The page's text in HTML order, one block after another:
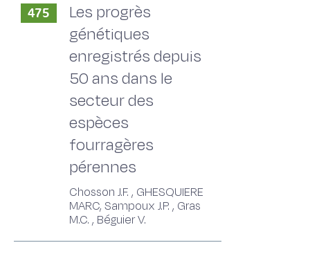
475
Les progrès
génétiques
enregistrés depuis
50 ans dans le
secteur des
espèces
fourragères
pérennes
Chosson J.F. , GHESQUIERE
MARC, Sampoux J.P. , Gras
M.C. , Béguier V.